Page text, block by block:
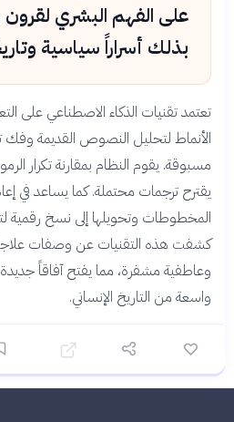
على الفهم البشري لقرون
بذلك أسراراً سياسية
تعتمد تقنيات الذكاء الاصطناعي على
الأنماط لتحليل النصوص القديمة وفك
مسبوقة. يقوم النظام بمقارنة تكرار
يقترح ترجمات محتملة. كما يساعد في
المخطوطات وتحويلها إلى نسخ رقمية
كشفت هذه التقنيات عن وصفات
وعاطفية مشفرة، مما يفتح آفاقاً جديدة
واسعة من التاريخ الإنساني.